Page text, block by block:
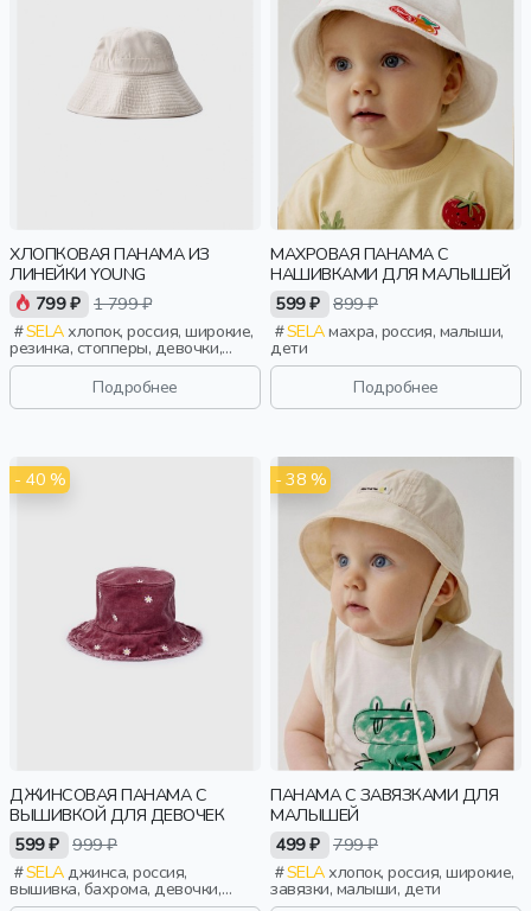
ХЛОПКОВАЯ ПАНАМА ИЗ
ЛИНЕЙКИ YOUNG
799 ₽ 1 799 ₽
SELAхлопок, россия, широкие,
резинка, стопперы, девочки,
старшеклассники, дети
Подробнее
МАХРОВАЯ ПАНАМА С
НАШИВКАМИ ДЛЯ МАЛЫШЕЙ
599 ₽ 899 ₽
SELAмахра, россия, малыши,
дети
Подробнее
- 40 %
ДЖИНСОВАЯ ПАНАМА С
ВЫШИВКОЙ ДЛЯ ДЕВОЧЕК
599 ₽ 999 ₽
SELAджинса, россия,
вышивка, бахрома, девочки,
дети
- 38 %
ПАНАМА С ЗАВЯЗКАМИ ДЛЯ
МАЛЫШЕЙ
499 ₽ 799 ₽
SELAхлопок, россия, широкие,
завязки, малыши, дети